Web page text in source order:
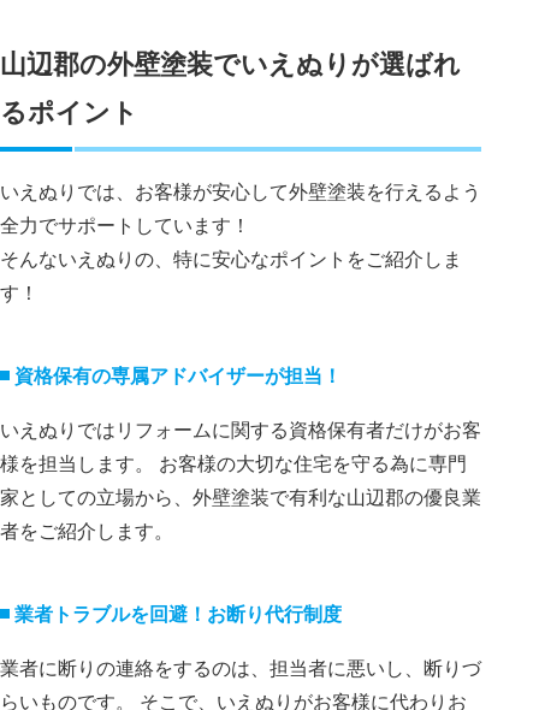
山辺郡の外壁塗装でいえぬりが選ばれ
るポイント
いえぬりでは、お客様が安心して外壁塗装を行えるよう
全力でサポートしています！
そんないえぬりの、特に安心なポイントをご紹介しま
す！
資格保有の専属アドバイザーが担当！
いえぬりではリフォームに関する資格保有者だけがお客
様を担当します。 お客様の大切な住宅を守る為に専門
家としての立場から、外壁塗装で有利な山辺郡の優良業
者をご紹介します。
業者トラブルを回避！お断り代⾏制度
業者に断りの連絡をするのは、担当者に悪いし、断りづ
らいものです。 そこで、いえぬりがお客様に代わりお